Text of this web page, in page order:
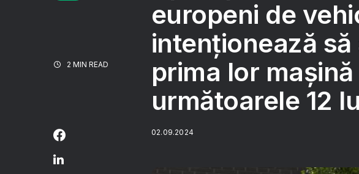
2 MIN READ
europeni de
intenționează
prima lor
următoarele 12
02.09.2024